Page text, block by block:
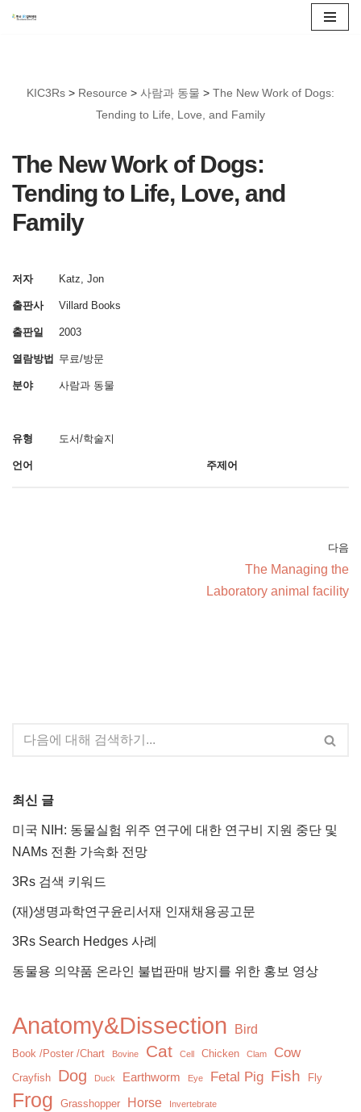
너
뛰
KIC3Rs > Resource > 사람과 동물 > The New Work of Dogs:
Tending to Life, Love, and Family
The New Work of Dogs:
Tending to Life, Love, and
Family
저자 Katz, Jon
출판사 Villard Books
출판일 2003
열람방법 무료/방문
분야 사람과 동물
유형 도서/학술지
언어 주제어
다음
The Managing the
Laboratory animal facility
최신 글
미국 NIH: 동물실험 위주 연구에 대한 연구비 지원 중단 및
NAMs 전환 가속화 전망
3Rs 검색 키워드
(재)생명과학연구윤리서재 인재채용공고문
3Rs Search Hedges 사례
동물용 의약품 온라인 불법판매 방지를 위한 홍보 영상
Anatomy&Dissection Bird
Book /Poster /Chart Bovine Cat Cell Chicken Clam Cow
Crayfish Dog Duck Earthworm Eye Fetal Pig Fish Fly
Frog Grasshopper Horse Invertebrate